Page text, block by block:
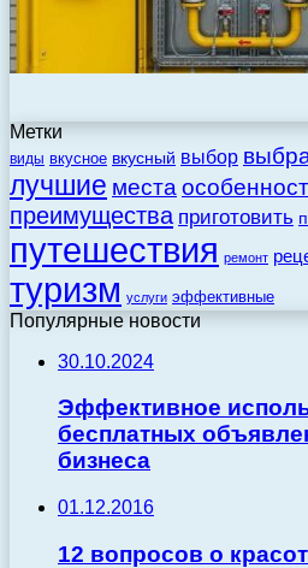
Метки
виды вкусное вкусный выбор
лучшие места
преимущества приготовить
путешествия ремонт
туризм услуги эффективные
Популярные новости
30.10.2024
Эффективное
бесплатных
бизнеса
01.12.2016
12 вопросов о